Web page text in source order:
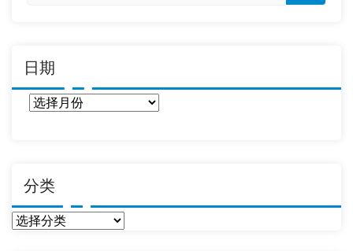
日期
分类
分